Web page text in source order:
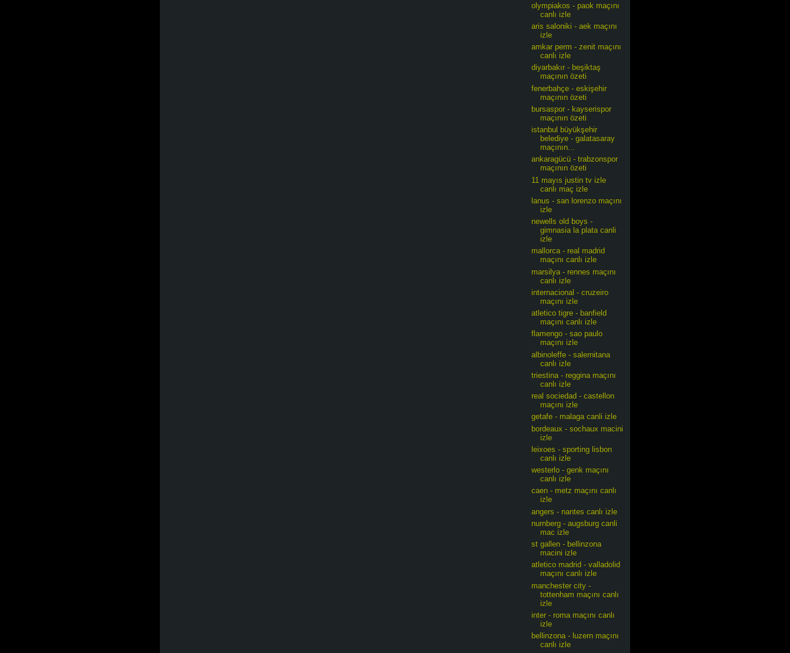
olympiakos - paok maçını
canlı izle
aris saloniki - aek maçını
izle
amkar perm - zenit maçını
canlı izle
diyarbakır - beşiktaş
maçının özeti
fenerbahçe - eskişehir
maçının özeti
bursaspor - kayserispor
maçının özeti
istanbul büyükşehir
belediye - galatasaray
maçının...
ankaragücü - trabzonspor
maçının özeti
11 mayıs justin tv izle
canlı maç izle
lanus - san lorenzo maçını
izle
newells old boys -
gimnasia la plata canli
izle
mallorca - real madrid
maçını canlı izle
marsilya - rennes maçını
canlı izle
internacional - cruzeiro
maçını izle
atletico tigre - banfield
maçını canlı izle
flamengo - sao paulo
maçını izle
albinoleffe - salernitana
canlı izle
triestina - reggina maçını
canlı izle
real sociedad - castellon
maçını izle
getafe - malaga canli izle
bordeaux - sochaux macini
izle
leixoes - sporting lisbon
canlı izle
westerlo - genk maçını
canlı izle
caen - metz maçını canlı
izle
angers - nantes canlı izle
nurnberg - augsburg canli
mac izle
st gallen - bellinzona
macini izle
atletico madrid - valladolid
maçını canlı izle
manchester city -
tottenham maçını canlı
izle
inter - roma maçını canlı
izle
bellinzona - luzern maçını
canlı izle